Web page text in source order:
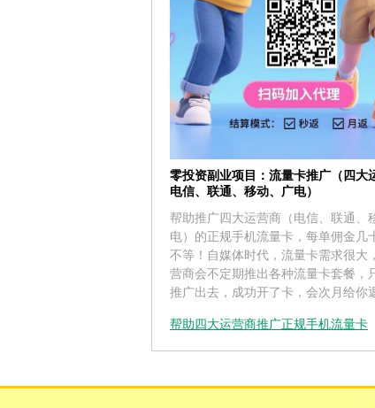
零投资副业项目：流量卡推广（四大
电信、联通、移动、广电）
帮助推广四大运营商（电信、联通、
电）的正规手机流量卡，每单佣金几
不等！自媒体时代，流量卡需求很大
营商会不定期推出各种流量卡套餐，
推广出去，成功开了卡，会次月给你
帮助四大运营商推广正规手机流量卡